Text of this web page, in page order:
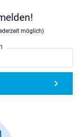
möglich)